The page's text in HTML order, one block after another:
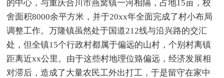
的中心，与重庆合川市燕窝镇一河相隔，占地15亩，校
舍面积8000余平方米，并于20xx年全面完成了村小布局
调整工作。万隆镇虽然处于国道212线与沿兴路的交汇
处，但全镇15个行政村都属于偏远的山村，个别村离镇
距离近xx公里。由于这些村地理位臵偏远，经济发展相
对滞后，造成了大量农民工外出打工，于是留守在家中